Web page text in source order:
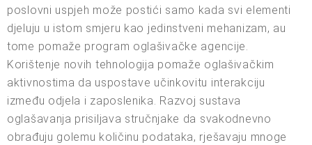
poslovni uspjeh može postići samo kada svi elementi
djeluju u istom smjeru kao jedinstveni mehanizam, au
tome pomaže program oglašivačke agencije.
Korištenje novih tehnologija pomaže oglašivačkim
aktivnostima da uspostave učinkovitu interakciju
između odjela i zaposlenika. Razvoj sustava
oglašavanja prisiljava stručnjake da svakodnevno
obrađuju golemu količinu podataka, rješavaju mnoge